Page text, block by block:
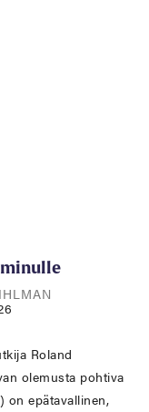
Roland
olemusta pohtiva
on epätavallinen,